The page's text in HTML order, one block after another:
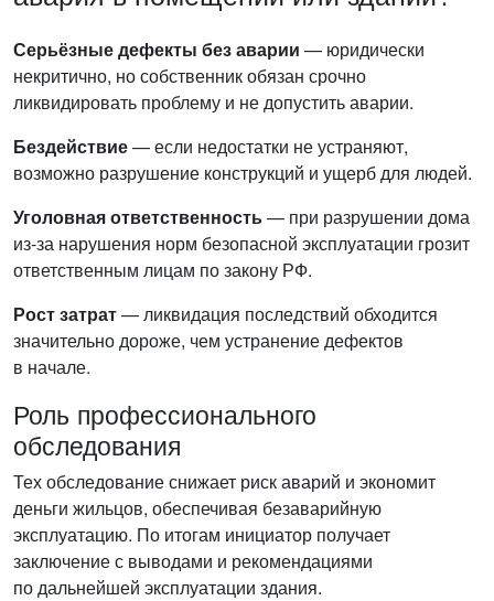
Серьёзные дефекты без аварии — юридически
некритично, но собственник обязан срочно
ликвидировать проблему и не допустить аварии.
Бездействие— если недостатки не устраняют,
возможно разрушение конструкций и ущерб для людей.
Уголовная ответственность— при разрушении дома
из-за нарушения норм безопасной эксплуатации грозит
ответственным лицам по закону РФ.
Рост затрат— ликвидация последствий обходится
значительно дороже, чем устранение дефектов
в начале.
Роль профессионального
обследования
Тех обследование снижает риск аварий и экономит
деньги жильцов, обеспечивая безаварийную
эксплуатацию. По итогам инициатор получает
заключение с выводами и рекомендациями
по дальнейшей эксплуатации здания.